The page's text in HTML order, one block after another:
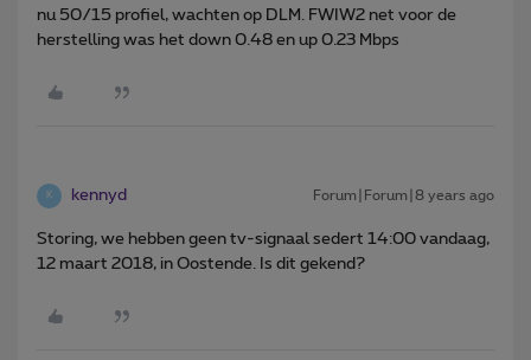
nu 50/15 profiel, wachten op DLM. FWIW2 net voor de
herstelling was het down 0.48 en up 0.23 Mbps
K kennyd Forum|Forum|8 years ago
Storing, we hebben geen tv-signaal sedert 14:00 vandaag,
12 maart 2018, in Oostende. Is dit gekend?